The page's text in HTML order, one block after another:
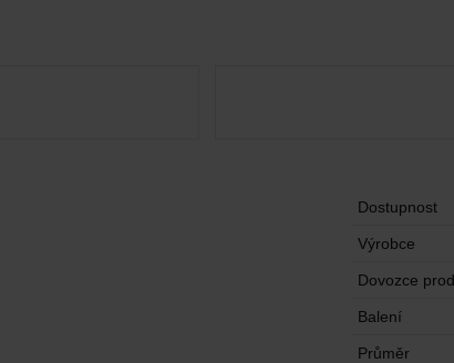
Dostupnost
Výrobce
Dovozce
Balení
Průměr